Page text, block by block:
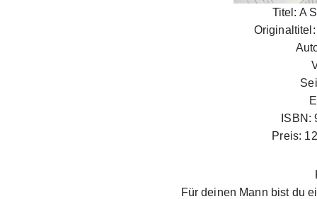
Titel: A
ISBN:
Preis:
Für deinen Mann bist du